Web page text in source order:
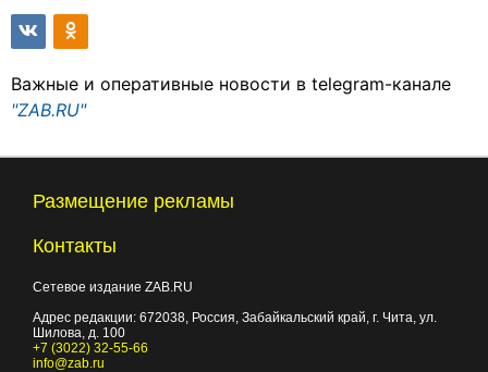
Важные и оперативные новости в telegram-канале
"ZAB.RU"
Размещение рекламы
Контакты
Сетевое издание ZAB.RU
Адрес редакции: 672038, Россия, Забайкальский край, г. Чита, ул.
Шилова, д. 100
+7 (3022) 32-55-66
info@zab.ru